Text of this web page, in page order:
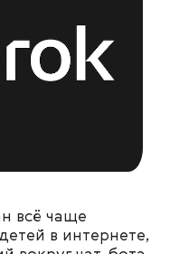
всё чаще
в интернете,